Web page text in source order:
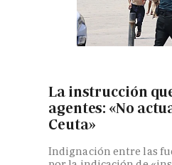
La instrucción
agentes: «No
Ceuta»
Indignación entre las